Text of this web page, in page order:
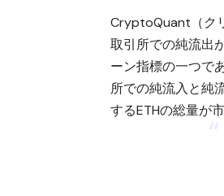
CryptoQuant（ク
取引所での純流出
ーン指標の一つで
所での純流入と純
するETHの総量が